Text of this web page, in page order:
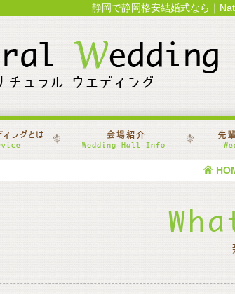
静岡で静岡格安結婚式なら｜